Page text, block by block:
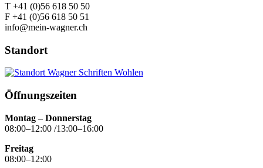
T +41 (0)56 618 50 50
F +41 (0)56 618 50 51
info@mein-wagner.ch
Standort
Öffnungszeiten
Montag – Donnerstag
08:00–12:00 /13:00–16:00
Freitag
08:00–12:00